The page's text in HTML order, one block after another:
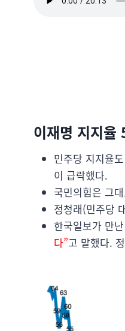
이재명 지지율
민주당 지지율
이 급락했다.
국민의힘은 그
정청래(민주당
한국일보가 만
다”고 말했다.